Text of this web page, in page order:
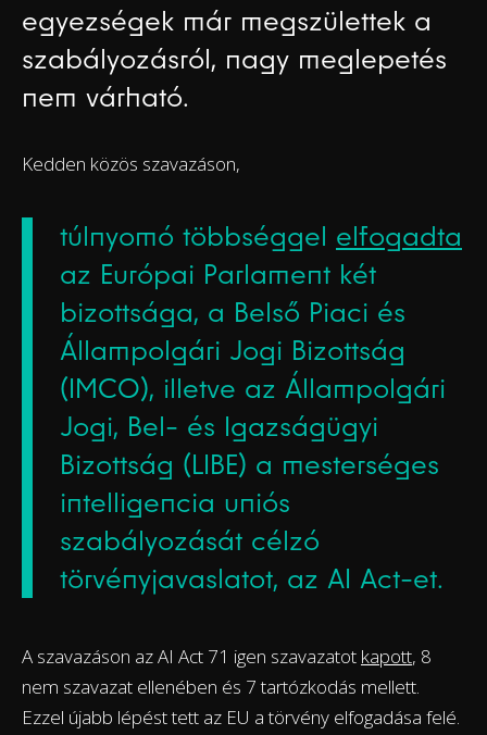
egyezségek már megszülettek a
szabályozásról, nagy meglepetés
nem várható.
Kedden közös szavazáson,
túlnyomó többséggel elfogadta
az Európai Parlament két
bizottsága, a Belső Piaci és
Állampolgári Jogi Bizottság
(IMCO), illetve az Állampolgári
Jogi, Bel- és Igazságügyi
Bizottság (LIBE) a mesterséges
intelligencia uniós
szabályozását célzó
törvényjavaslatot, az AI Act-et.
A szavazáson az AI Act 71 igen szavazatot kapott, 8
nem szavazat ellenében és 7 tartózkodás mellett.
Ezzel újabb lépést tett az EU a törvény elfogadása felé.